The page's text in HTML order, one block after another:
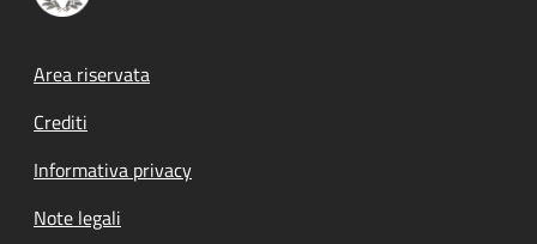
Footer menu
Area riservata
Crediti
Informativa privacy
Note legali